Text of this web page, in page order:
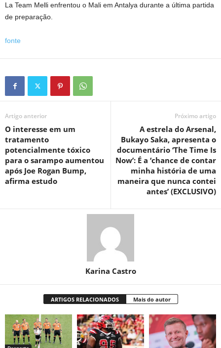
La Team Melli enfrentou o Mali em Antalya durante a última partida
de preparação.
fonte
Artigo anterior
O interesse em um
tratamento
potencialmente tóxico
para o sarampo aumentou
após Joe Rogan Bump,
afirma estudo
Próximo artigo
A estrela do Arsenal,
Bukayo Saka, apresenta o
documentário ‘The Time Is
Now’: É a ‘chance de contar
minha história de uma
maneira que nunca contei
antes’ (EXCLUSIVO)
Karina Castro
ARTIGOS RELACIONADOS Mais do autor